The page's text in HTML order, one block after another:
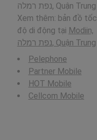
נפת רמלה, Quận Trung .
Xem thêm: bản đồ tốc
độ di động tại Modiin,
נפת רמלה, Quận Trung
Pelephone
Partner Mobile
HOT Mobile
Cellcom Mobile